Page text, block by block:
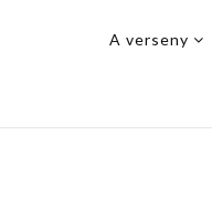
A verseny